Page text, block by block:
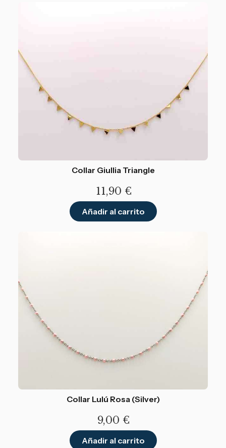
Collar Giullia Triangle
11,90 €
Añadir al carrito
Collar Lulú Rosa (Silver)
9,00 €
Añadir al carrito